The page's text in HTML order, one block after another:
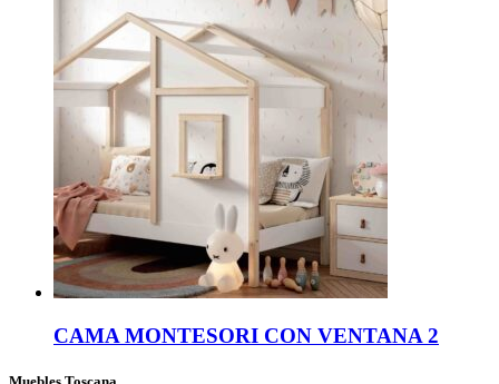
CAMA MONTESORI CON VENTANA 2